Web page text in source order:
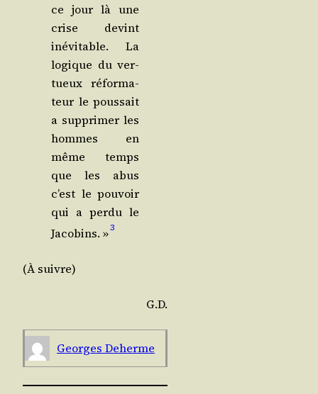
ce jour là une
crise devint
inévi­table. La
logique du ver­
tueux réfor­ma­
teur le pous­sait
a sup­pri­mer les
hommes en
même temps
que les abus
c’est le pou­voir
qui a per­du le
Jaco­bins. »3
(À suivre)
G.D.
Georges Deherme